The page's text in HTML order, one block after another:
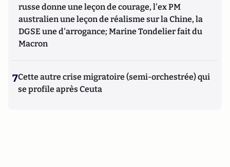
russe donne une leçon de courage, l'ex PM
australien une leçon de réalisme sur la Chine, la
DGSE une d'arrogance; Marine Tondelier fait du
Macron
7Cette autre crise migratoire (semi-orchestrée) qui
se profile après Ceuta